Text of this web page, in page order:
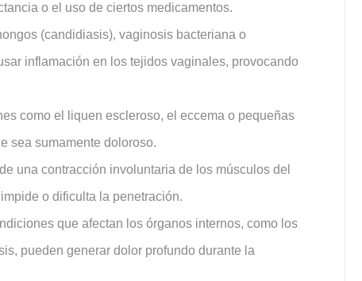
o el uso de ciertos medicamentos.
(candidiasis), vaginosis bacteriana o
inflamación en los tejidos vaginales, provocando
como el liquen escleroso, el eccema o pequeñas
sea sumamente doloroso.
una contracción involuntaria de los músculos del
o dificulta la penetración.
que afectan los órganos internos, como los
pueden generar dolor profundo durante la